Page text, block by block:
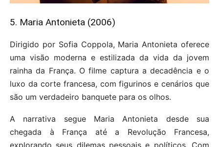
5. Maria Antonieta (2006)
Dirigido por Sofia Coppola, Maria Antonieta oferece
uma visão moderna e estilizada da vida da jovem
rainha da França. O filme captura a decadência e o
luxo da corte francesa, com figurinos e cenários que
são um verdadeiro banquete para os olhos.
A narrativa segue Maria Antonieta desde sua
chegada à França até a Revolução Francesa,
explorando seus dilemas pessoais e políticos. Com